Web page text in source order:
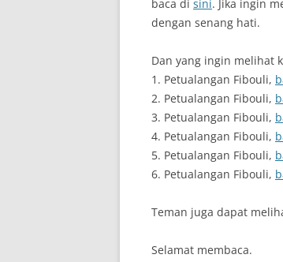
baca di sini. Jika ingin
dengan senang hati.
Dan yang ingin melihat
1. Petualangan Fibouli,
2. Petualangan Fibouli,
3. Petualangan Fibouli,
4. Petualangan Fibouli,
5. Petualangan Fibouli,
6. Petualangan Fibouli,
Teman juga dapat
Selamat membaca.